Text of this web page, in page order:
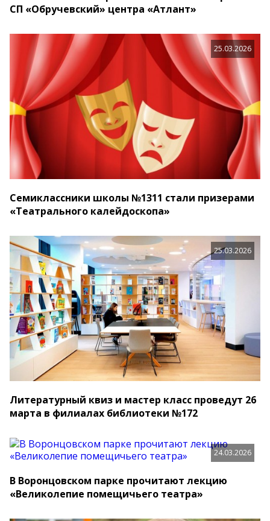
СП «Обручевский» центра «Атлант»
25.03.2026
Семиклассники школы №1311 стали призерами
«Театрального калейдоскопа»
25.03.2026
Литературный квиз и мастер класс проведут 26
марта в филиалах библиотеки №172
24.03.2026
В Воронцовском парке прочитают лекцию
«Великолепие помещичьего театра»